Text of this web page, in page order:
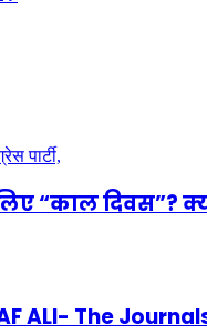
“काल दिवस”?
ASAF ALI- The